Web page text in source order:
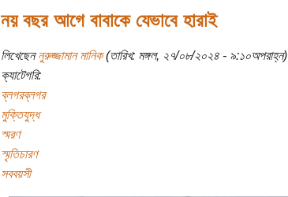
নয় বছর আগে বাবাকে যেভাবে হারাই
লিখেছেননুরুজ্জামান মানিক(তারিখ: মঙ্গল, ২৭/০৮/২০২৪ - ৯:১০অপরাহ্ন)
ক্যাটেগরি:
ব্লগরব্লগর
মুক্তিযুদ্ধ
স্মরণ
স্মৃতিচারণ
সববয়সী